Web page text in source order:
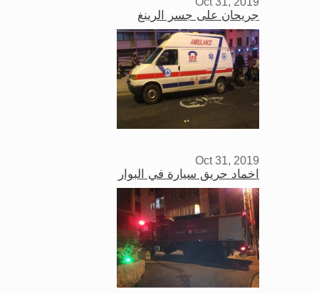
جريحان على جسر الرينغ
Oct 31, 2019
اخماد حريق سيارة في البوار